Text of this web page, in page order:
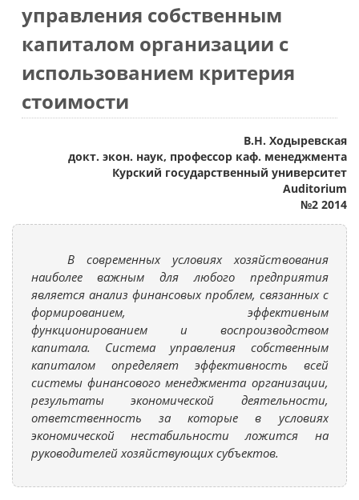
управления собственным
капиталом организации с
использованием критерия
стоимости
В.Н. Ходыревская
докт. экон. наук, профессор каф. менеджмента
Курский государственный университет
Auditorium
№2 2014
В современных условиях хозяйствования
наиболее важным для любого предприятия
является анализ финансовых проблем, связанных с
формированием, эффективным
функционированием и воспроизводством
капитала. Система управления собственным
капиталом определяет эффективность всей
системы финансового менеджмента организации,
результаты экономической деятельности,
ответственность за которые в условиях
экономической нестабильности ложится на
руководителей хозяйствующих субъектов.